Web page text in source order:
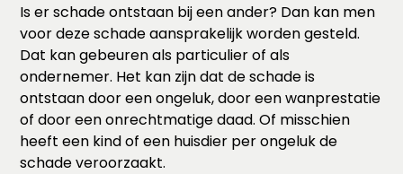
Is er schade ontstaan bij een ander? Dan kan men
voor deze schade aansprakelijk worden gesteld.
Dat kan gebeuren als particulier of als
ondernemer. Het kan zijn dat de schade is
ontstaan door een ongeluk, door een wanprestatie
of door een onrechtmatige daad. Of misschien
heeft een kind of een huisdier per ongeluk de
schade veroorzaakt.